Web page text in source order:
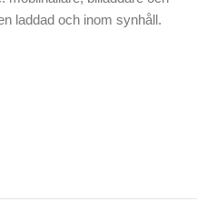
laddad och inom synhåll.